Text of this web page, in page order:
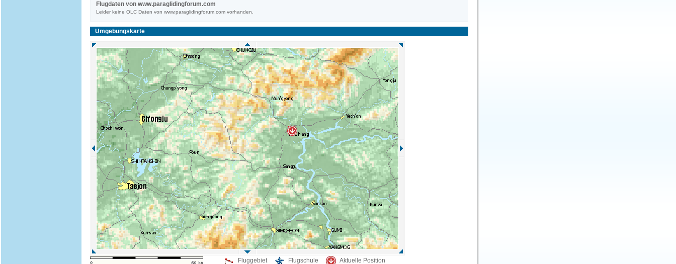
Flugdaten von www.paraglidingforum.com
Leider keine OLC Daten von www.paraglidingforum.com vorhanden.
Umgebungskarte
Fluggebiet Flugschule Aktuelle Position